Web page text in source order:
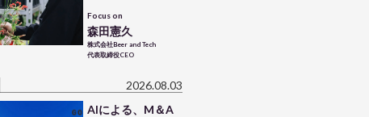
Focus on
森田憲久
株式会社Beer and Tech
代表取締役CEO
2026.08.03
AIによる、M＆A